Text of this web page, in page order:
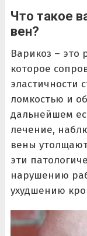
Что такое
вен?
Варикоз – это
которое
эластичности
ломкостью и
дальнейшем
лечение,
вены
эти
нарушению
ухудшению